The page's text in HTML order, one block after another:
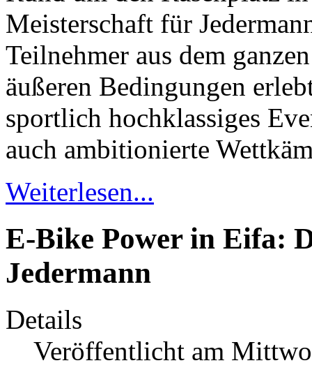
Meisterschaft für
Teilnehmer aus dem
äußeren Bedingungen
sportlich hochklassiges
auch ambitionierte
Weiterlesen...
E-Bike Power in Eifa:
Jedermann
Details
Veröffentlicht am